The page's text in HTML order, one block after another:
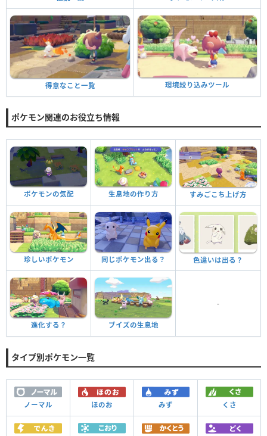
得意なこと一覧 環境絞り込みツール
ポケモン関連のお役立ち情報
ポケモンの気配 生息地の作り方 すみごこち上げ方
珍しいポケモン 同じポケモン出る？ 色違いは出る？
進化する？ ブイズの生息地
-
タイプ別ポケモン一覧
ノーマル ほのお みず くさ